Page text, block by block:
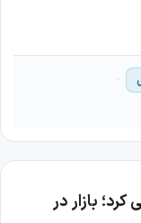
بازار در